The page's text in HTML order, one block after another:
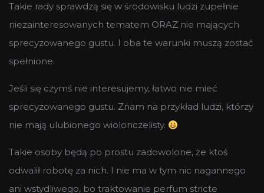
Takie rady sprawdzą się w środowisku ludzi zupełnie
niezainteresowanych tematem ORAZ nie mających
sprecyzowanego gustu. I oba te warunki muszą zostać
spełnione.
Jeśli się czymś nie interesujemy, łatwo nie mieć
sprecyzowanego gustu. Znam na przykład ludzi, którzy
nie mają ulubionego wiolonczelisty.
Takie osoby będą po prostu zadowolone, że ktoś
odwalił robotę za nich. I nie ma w tym nic nagannego
ani wstydliwego, bo traktowanie perfum stricte